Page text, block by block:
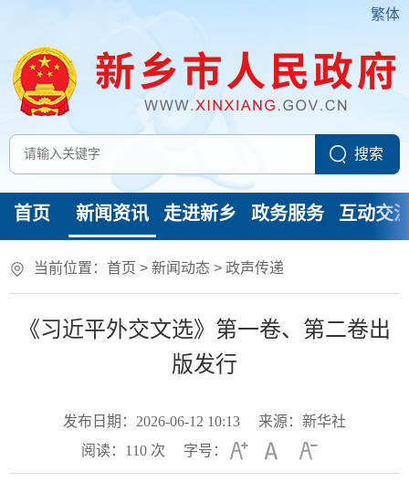
繁体
首页 新闻资讯 走进新乡 政务服务 互动交
当前位置： 首页 > 新闻动态 > 政声传递
《习近平外交文选》第一卷、第二卷出
版发行
发布日期：2026-06-12 10:13
来源：新华社
阅读： 110次 字号：